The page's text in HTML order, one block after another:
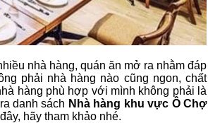
nhà hàng, quán ăn mở ra nhằm đáp
phải nhà hàng nào cũng ngon, chất
hàng phù hợp với mình không phải là
danh sách Nhà hàng khu vực Ô Chợ
hãy tham khảo nhé.